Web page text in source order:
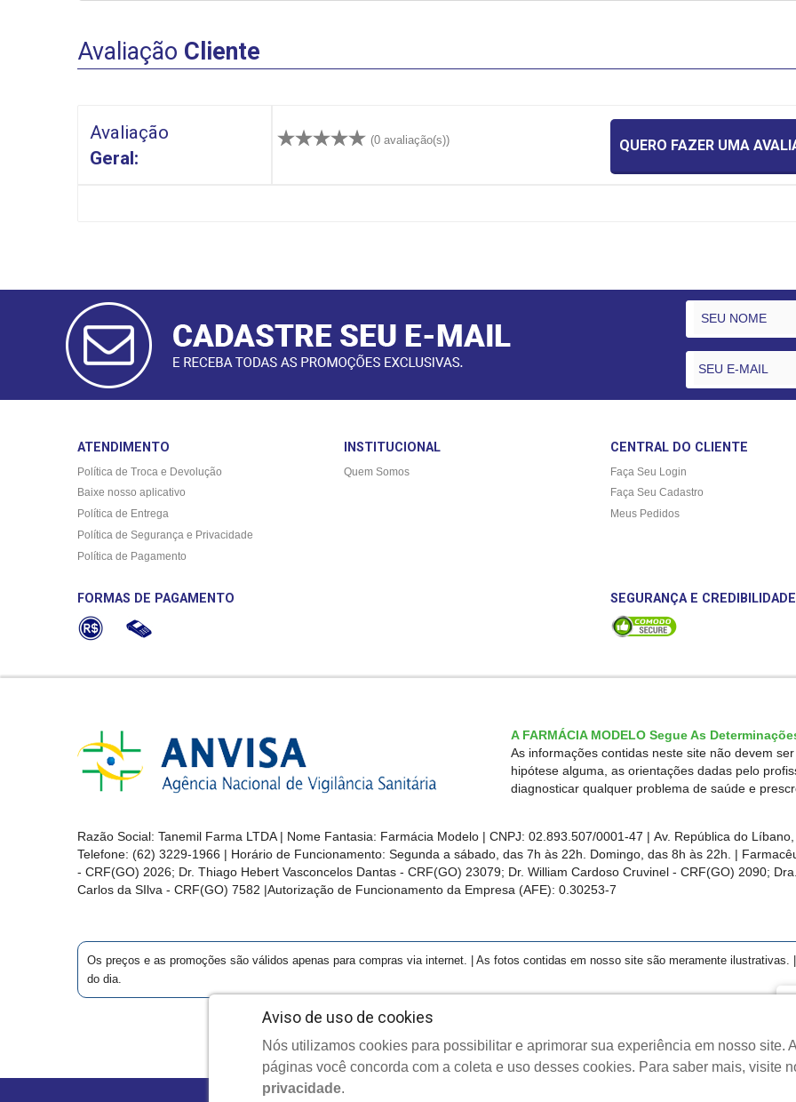
Avaliação Cliente
Avaliação
Geral:
(0 avaliação(s)) QUERO FAZER UMA
CADASTRAR
E-MAIL
ATENDIMENTO
Política de Troca e Devolução
Baixe nosso aplicativo
Política de Entrega
Política de Segurança e Privacidade
Política de Pagamento
INSTITUCIONAL
Quem Somos
CENTRAL DO CLIENTE
Faça Seu Login
Faça Seu Cadastro
Meus Pedidos
FORMAS DE PAGAMENTO SEGURANÇA E CREDIBILIDADE
A FARMÁCIA MODELO Segue As
As informações contidas neste site não devem
hipótese alguma, as orientações dadas pelo
diagnosticar qualquer problema de saúde e
Razão Social: Tanemil Farma LTDA | Nome Fantasia: Farmácia Modelo | CNPJ: 02.893.507/0001-47 | Av. República do
Telefone: (62) 3229-1966 | Horário de Funcionamento: Segunda a sábado, das 7h às 22h. Domingo, das 8h às 22h. |
- CRF(GO) 2026; Dr. Thiago Hebert Vasconcelos Dantas - CRF(GO) 23079; Dr. William Cardoso Cruvinel - CRF(GO) 2090;
Carlos da SIlva - CRF(GO) 7582 |Autorização de Funcionamento da Empresa (AFE): 0.30253-7
Os preços e as promoções são válidos apenas para compras via internet. | As fotos contidas em nosso site são meramente
do dia.
Copyright © 2026 Farmácia Modelo - Todos os direitos
Aviso de uso de cookies
Nós utilizamos cookies para possibilitar e aprimorar sua experiência em nosso site.
páginas você concorda com a coleta e uso desses cookies. Para saber mais, visite
privacidade.